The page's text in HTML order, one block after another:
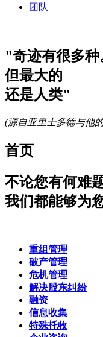
团队
"奇迹有很多种
但最大的
还是人类"
(源自亚里士多德与他
首页
不论您有何难
我们都能够为
重组管理
破产管理
危机管理
解决股东纠纷
融资
信息收集
特殊托收